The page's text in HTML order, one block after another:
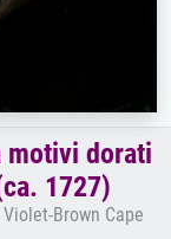
motivi dorati
1727)
Brown Cape